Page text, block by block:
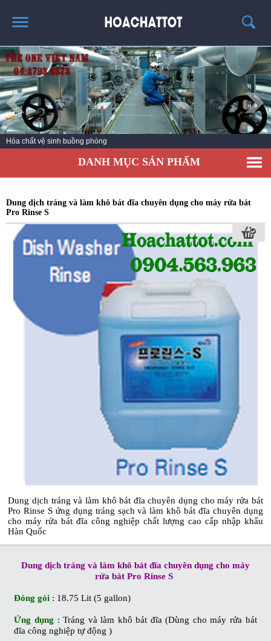
TRANG CHỦ
GIỚI THIỆU
SẢN PHẨM HÓT
KINH NGHIỆM & TIN TỨC
LIÊN HỆ
Hóa chất vệ sinh buồng phòng
DANH MỤC SẢN PHẨM
Dung dịch tráng và làm khô bát đĩa chuyên dụng cho máy rửa bát
Pro Rinse S
Dung dịch tráng và làm khô bát đĩa chuyên dụng cho máy rửa bát
Pro Rinse S ứng dụng tráng sạch và làm khô bát đĩa chuyên dụng
cho máy rửa bát đĩa công nghiệp chất lượng cao cấp nhập khẩu
Hàn Quốc
Dung dịch tráng và làm khô bát đĩa chuyên dụng cho máy
rửa bát Pro Rinse S
Đóng gói : 18.75 Lit (5 gallon)
Ứng dụng : Tráng và làm khô bát đĩa (Dùng cho máy rửa bát
đĩa công nghiệp tự động )